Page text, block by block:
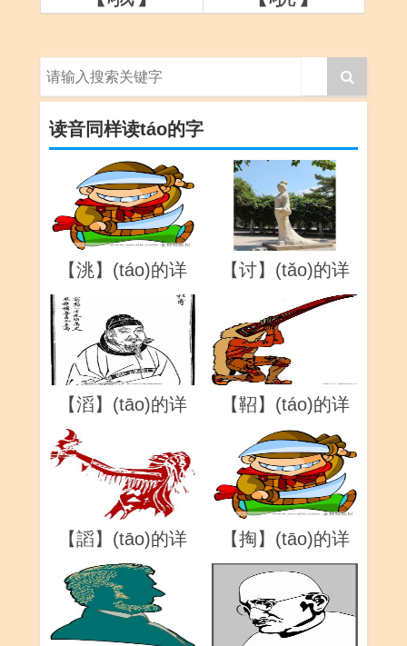
读音同样读táo的字
【洮】(táo)的详
【讨】(tǎo)的详
【滔】(tāo)的详
【鞀】(táo)的详
解
【謟】(tāo)的详
解
【掏】(tāo)的详
解